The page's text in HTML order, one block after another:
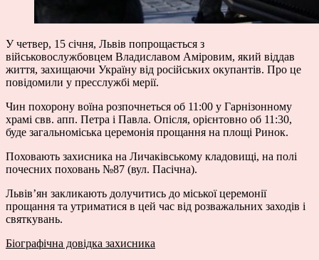
У четвер, 15 січня, Львів попрощається з
військовослужбовцем Владиславом Аміровим, який віддав
життя, захищаючи Україну від російських окупантів. Про це
повідомили у пресслужбі мерії.
Чин похорону воїна розпочнеться об 11:00 у Гарнізонному
храмі свв. апп. Петра і Павла. Опісля, орієнтовно об 11:30,
буде загальноміська церемонія прощання на площі Ринок.
Поховають захисника на Личаківському кладовищі, на полі
почесних поховань №87 (вул. Пасічна).
Львів’ян закликають долучитись до міської церемонії
прощання та утриматися в цей час від розважальних заходів і
святкувань.
Біографічна довідка захисника